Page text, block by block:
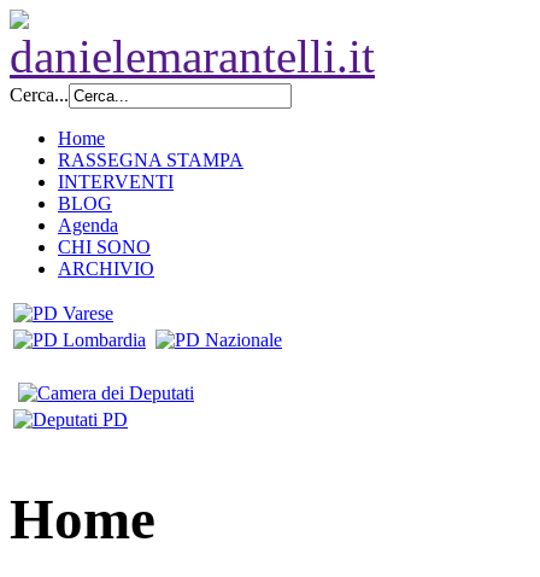
Cerca...
Home
RASSEGNA STAMPA
INTERVENTI
BLOG
Agenda
CHI SONO
ARCHIVIO
Home